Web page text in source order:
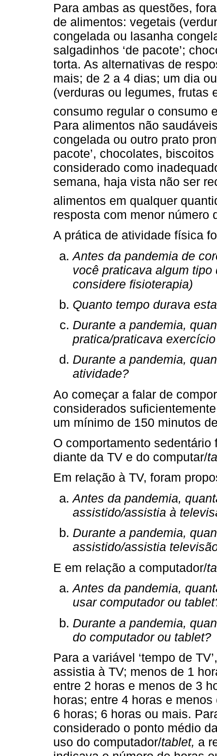
Para ambas as questões,
de alimentos: vegetais
congelada ou lasanha
salgadinhos ‘de pacote’;
torta. As alternativas de
mais; de 2 a 4 dias; um dia
(verduras ou legumes, frutas
consumo regular o consumo
Para alimentos não
congelada ou outro prato
pacote’, chocolates,
considerado como
semana, haja vista não ser
alimentos em qualquer
resposta com menor número
A prática de atividade física
Antes da pandemia de
você praticava algum
considere fisioterapia)
Quanto tempo durava
Durante a pandemia,
pratica/praticava
Durante a pandemia,
atividade?
Ao começar a falar de
considerados
um mínimo de 150 minutos
O comportamento
diante da TV e do computar/
Em relação à TV, foram
Antes da pandemia,
assistido/assistia à
Durante a pandemia,
assistido/assistia
E em relação a computador/
Antes da pandemia,
usar computador ou
Durante a pandemia,
do computador ou tablet?
Para a variável ‘tempo de
assistia à TV; menos de 1
entre 2 horas e menos de 3
horas; entre 4 horas e
6 horas; 6 horas ou mais.
considerado o ponto médio
uso do computador/tablet, a